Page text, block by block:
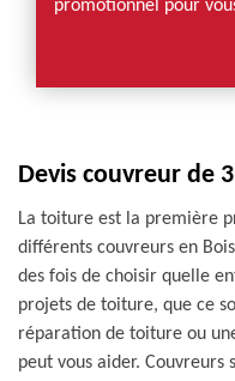
promotionnel pour
Devis couvreur de
La toiture est la première
différents couvreurs en
des fois de choisir quelle
projets de toiture, que ce
réparation de toiture ou
peut vous aider. Couvreurs